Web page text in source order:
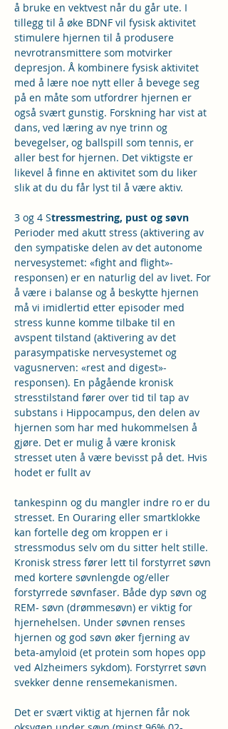
å bruke en vektvest når du går ute. I
tillegg til å øke BDNF vil fysisk aktivitet
stimulere hjernen til å produsere
nevrotransmittere som motvirker
depresjon. Å kombinere fysisk aktivitet
med å lære noe nytt eller å bevege seg
på en måte som utfordrer hjernen er
også svært gunstig. Forskning har vist at
dans, ved læring av nye trinn og
bevegelser, og ballspill som tennis, er
aller best for hjernen. Det viktigste er
likevel å finne en aktivitet som du liker
slik at du du får lyst til å være aktiv.
3 og 4 Stressmestring, pust og søvn
Perioder med akutt stress (aktivering av
den sympatiske delen av det autonome
nervesystemet: «fight and flight»-
responsen) er en naturlig del av livet. For
å være i balanse og å beskytte hjernen
må vi imidlertid etter episoder med
stress kunne komme tilbake til en
avspent tilstand (aktivering av det
parasympatiske nervesystemet og
vagusnerven: «rest and digest»-
responsen). En pågående kronisk
stresstilstand fører over tid til tap av
substans i Hippocampus, den delen av
hjernen som har med hukommelsen å
gjøre. Det er mulig å være kronisk
stresset uten å være bevisst på det. Hvis
hodet er fullt av
tankespinn og du mangler indre ro er du
stresset. En Ouraring eller smartklokke
kan fortelle deg om kroppen er i
stressmodus selv om du sitter helt stille.
Kronisk stress fører lett til forstyrret søvn
med kortere søvnlengde og/eller
forstyrrede søvnfaser. Både dyp søvn og
REM- søvn (drømmesøvn) er viktig for
hjernehelsen. Under søvnen renses
hjernen og god søvn øker fjerning av
beta-amyloid (et protein som hopes opp
ved Alzheimers sykdom). Forstyrret søvn
svekker denne rensemekanismen.
Det er svært viktig at hjernen får nok